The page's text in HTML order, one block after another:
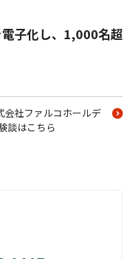
子化し、1,000名超
会社ファルコホールデ
談はこちら